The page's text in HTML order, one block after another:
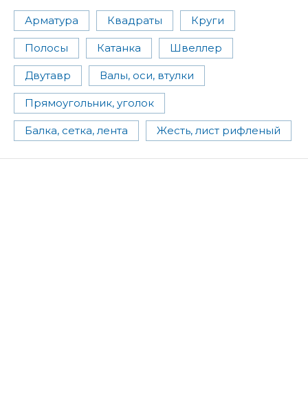
Арматура Квадраты Круги
Полосы Катанка Швеллер
Двутавр Валы, оси, втулки
Прямоугольник, уголок
Балка, сетка, лента Жесть, лист рифленый